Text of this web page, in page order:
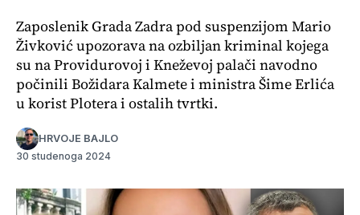
Zaposlenik Grada Zadra pod suspenzijom Mario
Živković upozorava na ozbiljan kriminal kojega
su na Providurovoj i Kneževoj palači navodno
počinili Božidara Kalmete i ministra Šime Erlića
u korist Plotera i ostalih tvrtki.
HRVOJE BAJLO
30 studenoga 2024